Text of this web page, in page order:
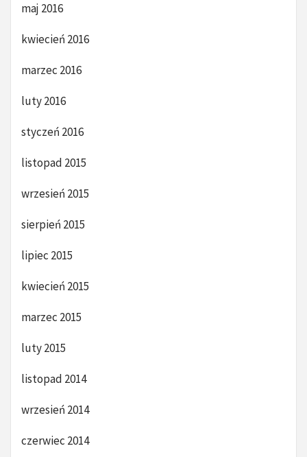
maj 2016
kwiecień 2016
marzec 2016
luty 2016
styczeń 2016
listopad 2015
wrzesień 2015
sierpień 2015
lipiec 2015
kwiecień 2015
marzec 2015
luty 2015
listopad 2014
wrzesień 2014
czerwiec 2014